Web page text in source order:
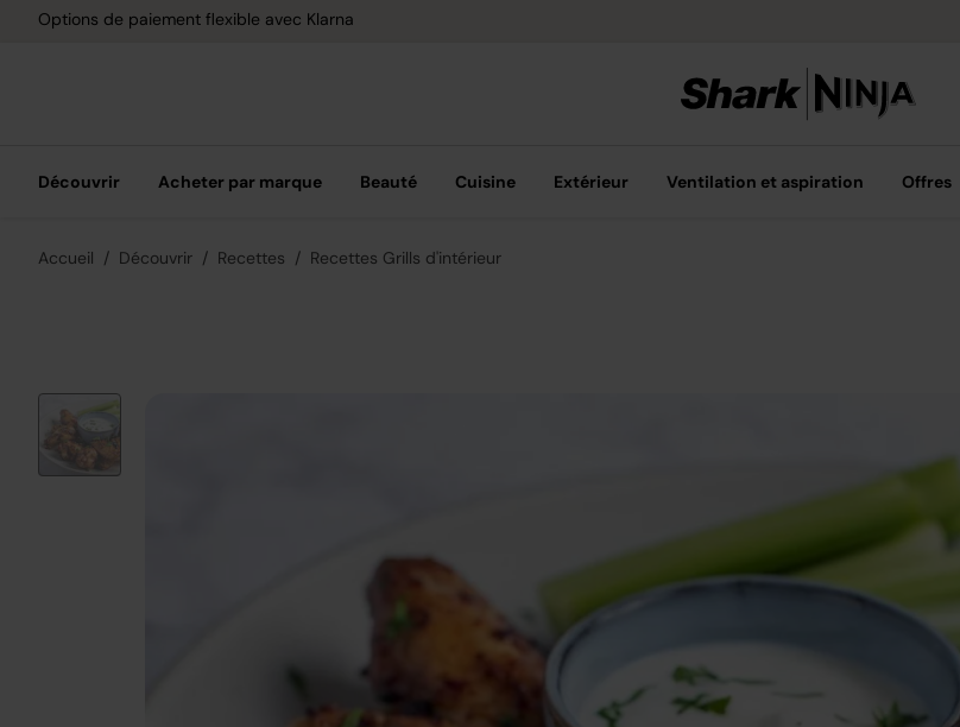
Options de paiement flexible avec Klarna
Découvrir Acheter par marque Beauté Cuisine Extérieur Ventilation et aspiration Offres
Accueil Découvrir Recettes Recettes Grills d'intérieur